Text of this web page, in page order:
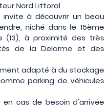
Nord Littoral
invite à découvrir un beau
niché dans le 15ème
(13), à proximité des très
de la Delorme et des
adapté à du stockage
parking de véhicules
cas de besoin d'arrivée